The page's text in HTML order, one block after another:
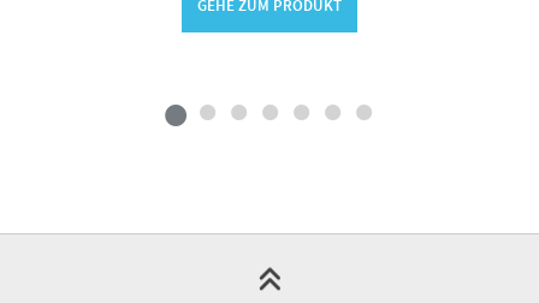
GEHE ZUM PRODUKT